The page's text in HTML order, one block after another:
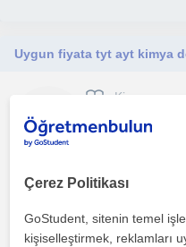
Uygun fiyata tyt ayt kimya
Kimya
Turgutlu
1. ders ücretsiz
daha fazlasını gör
Çerez Politikası
GoStudent, sitenin temel
kişiselleştirmek, reklamları